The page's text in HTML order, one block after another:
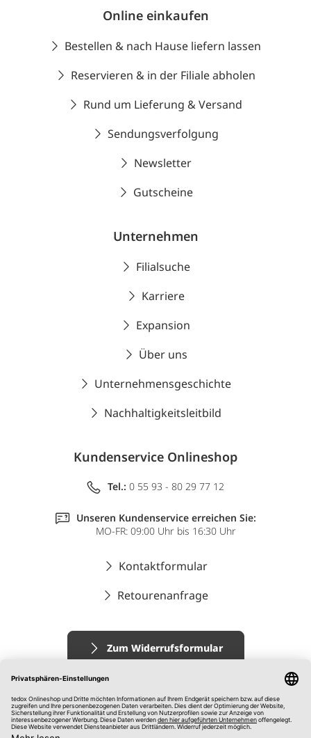
Online einkaufen
Bestellen & nach Hause liefern lassen
Reservieren & in der Filiale abholen
Rund um Lieferung & Versand
Sendungsverfolgung
Newsletter
Gutscheine
Unternehmen
Filialsuche
Karriere
Expansion
Über uns
Unternehmensgeschichte
Nachhaltigkeitsleitbild
Kundenservice Onlineshop
Tel.: 0 55 93 - 80 29 77 12
Unseren Kundenservice erreichen Sie:
MO-FR: 09:00 Uhr bis 16:30 Uhr
Kontaktformular
Retourenanfrage
Zum Widerrufsformular
Impressum
AGB